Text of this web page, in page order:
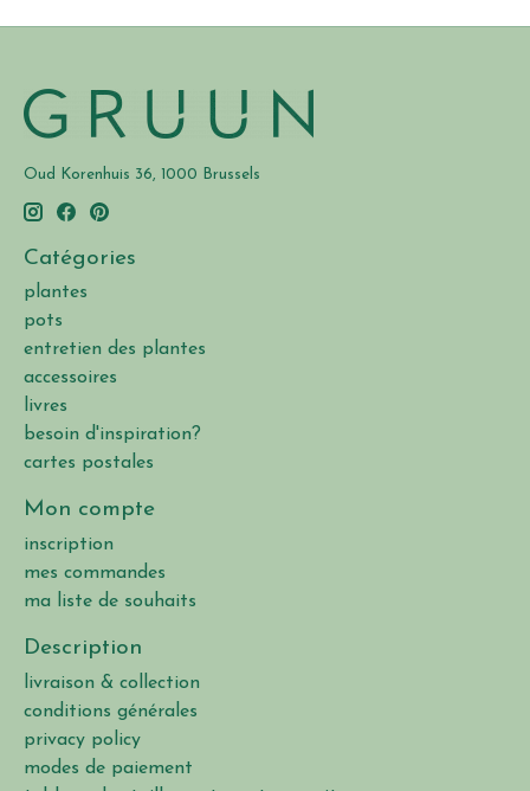
Oud Korenhuis 36, 1000 Brussels
Catégories
plantes
pots
entretien des plantes
accessoires
livres
besoin d'inspiration?
cartes postales
Mon compte
inscription
mes commandes
ma liste de souhaits
Description
livraison & collection
conditions générales
privacy policy
modes de paiement